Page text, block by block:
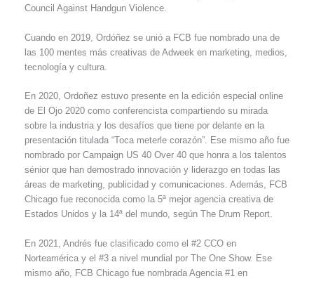
Council Against Handgun Violence.
Cuando en 2019, Ordóñez se unió a FCB fue nombrado una de
las 100 mentes más creativas de Adweek en marketing, medios,
tecnología y cultura.
En 2020, Ordoñez estuvo presente en la edición especial online
de El Ojo 2020 como conferencista compartiendo su mirada
sobre la industria y los desafíos que tiene por delante en la
presentación titulada “Toca meterle corazón”. Ese mismo año fue
nombrado por Campaign US 40 Over 40 que honra a los talentos
sénior que han demostrado innovación y liderazgo en todas las
áreas de marketing, publicidad y comunicaciones. Además, FCB
Chicago fue reconocida como la 5ª mejor agencia creativa de
Estados Unidos y la 14ª del mundo, según The Drum Report.
En 2021, Andrés fue clasificado como el #2 CCO en
Norteamérica y el #3 a nivel mundial por The One Show. Ese
mismo año, FCB Chicago fue nombrada Agencia #1 en